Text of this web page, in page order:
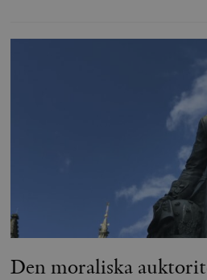
Den moraliska